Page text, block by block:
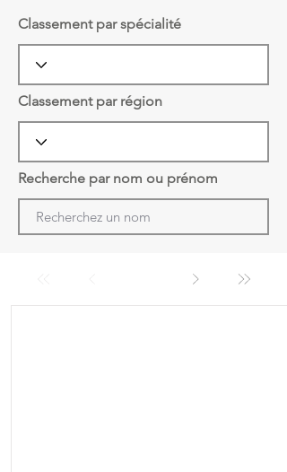
Classement par spécialité
Classement par région
Recherche par nom ou prénom